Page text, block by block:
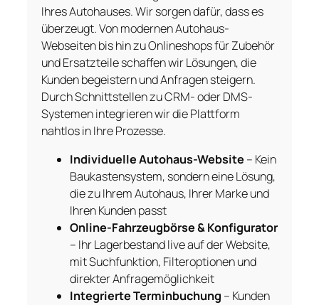
Ihres Autohauses. Wir sorgen dafür, dass es
überzeugt. Von modernen Autohaus-
Webseiten bis hin zu Onlineshops für Zubehör
und Ersatzteile schaffen wir Lösungen, die
Kunden begeistern und Anfragen steigern.
Durch Schnittstellen zu CRM- oder DMS-
Systemen integrieren wir die Plattform
nahtlos in Ihre Prozesse.
Individuelle Autohaus-Website – Kein
Baukastensystem, sondern eine Lösung,
die zu Ihrem Autohaus, Ihrer Marke und
Ihren Kunden passt
Online-Fahrzeugbörse & Konfigurator
– Ihr Lagerbestand live auf der Website,
mit Suchfunktion, Filteroptionen und
direkter Anfragemöglichkeit
Integrierte Terminbuchung – Kunden